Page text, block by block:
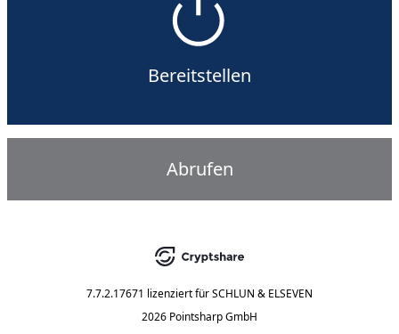
Bereitstellen
Abrufen
7.7.2.17671 lizenziert fürSCHLUN & ELSEVEN
2026 Pointsharp GmbH